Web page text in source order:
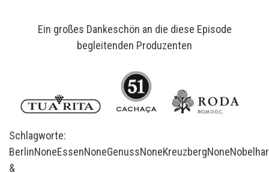
Ein großes Dankeschön an die diese Episode
begleitenden Produzenten
Schlagworte:
BerlinNoneEssenNoneGenussNoneKreuzbergNone
&